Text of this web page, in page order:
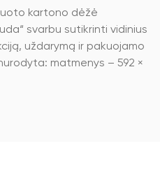
kartono dėžė
svarbu sutikrinti vidinius
uždarymą ir pakuojamo
matmenys – 592 ×